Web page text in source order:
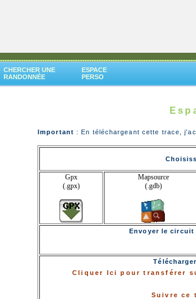
CHERCHER UNE
RANDONNÉE
ESPACE
PERSO
Important : En téléchargeant cette trace,
Gpx
(.gpx)
Mapsource
(.gdb)
Envoyer le
Cliquer Ici pour transférer
Suivre ce